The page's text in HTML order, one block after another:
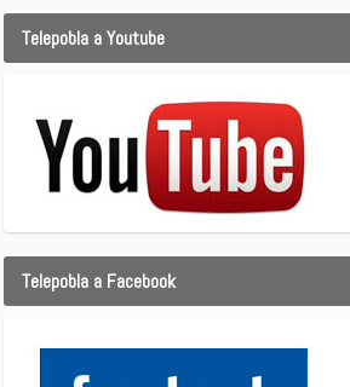
Telepobla a Youtube
Telepobla a Facebook